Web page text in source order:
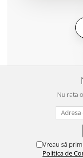
Nu rata
Vreau să
Politica de